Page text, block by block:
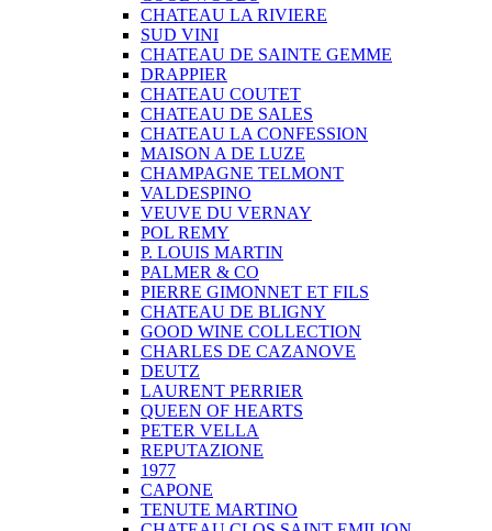
CHATEAU LA RIVIERE
SUD VINI
CHATEAU DE SAINTE GEMME
DRAPPIER
CHATEAU COUTET
CHATEAU DE SALES
CHATEAU LA CONFESSION
MAISON A DE LUZE
CHAMPAGNE TELMONT
VALDESPINO
VEUVE DU VERNAY
POL REMY
P. LOUIS MARTIN
PALMER & CO
PIERRE GIMONNET ET FILS
CHATEAU DE BLIGNY
GOOD WINE COLLECTION
CHARLES DE CAZANOVE
DEUTZ
LAURENT PERRIER
QUEEN OF HEARTS
PETER VELLA
REPUTAZIONE
1977
CAPONE
TENUTE MARTINO